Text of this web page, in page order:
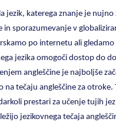
jezik, katerega znanje je nujno
in sporazumevanje v
po internetu ali
jezika omogoči dostop do
angleščine je najboljše
na tečaju angleščine za otroke.
prestari za učenje tujih
jezikovnega tečaja